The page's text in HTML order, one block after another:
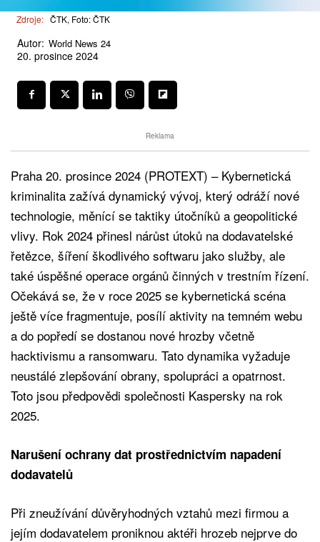
Zdroje: ČTK, Foto: ČTK
Autor: World News 24
20. prosince 2024
Reklama
Praha 20. prosince 2024 (PROTEXT) – Kybernetická
kriminalita zažívá dynamický vývoj, který odráží nové
technologie, měnící se taktiky útočníků a geopolitické
vlivy. Rok 2024 přinesl nárůst útoků na dodavatelské
řetězce, šíření škodlivého softwaru jako služby, ale
také úspěšné operace orgánů činných v trestním řízení.
Očekává se, že v roce 2025 se kybernetická scéna
ještě více fragmentuje, posílí aktivity na temném webu
a do popředí se dostanou nové hrozby včetně
hacktivismu a ransomwaru. Tato dynamika vyžaduje
neustálé zlepšování obrany, spolupráci a opatrnost.
Toto jsou předpovědi společnosti Kaspersky na rok
2025.
Narušení ochrany dat prostřednictvím napadení
dodavatelů
Při zneužívání důvěryhodných vztahů mezi firmou a
jejím dodavatelem proniknou aktéři hrozeb nejprve do